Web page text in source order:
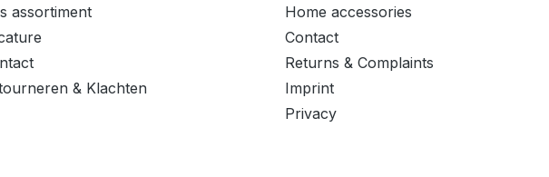
assortiment
& Klachten
Home accessories
Contact
Returns & Complaints
Imprint
Privacy